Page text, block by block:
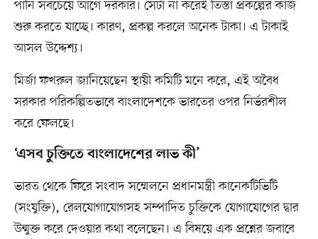
পানি সবচেয়ে আগে দরকার। সেটা না করেই তিস্তা প্রকল্পের কাজ
শুরু করতে যাচ্ছে। কারণ, প্রকল্প করলে অনেক টাকা। এ টাকাই
আসল উদ্দেশ্য।
মির্জা ফখরুল জানিয়েছেন স্থায়ী কমিটি মনে করে, এই অবৈধ
সরকার পরিকল্পিতভাবে বাংলাদেশকে ভারতের ওপর নির্ভরশীল
করে ফেলছে।
‘এসব চুক্তিতে বাংলাদেশের লাভ কী’
ভারত থেকে ফিরে সংবাদ সম্মেলনে প্রধানমন্ত্রী কানেকটিভিটি
(সংযুক্তি), রেলযোগাযোগসহ সম্পাদিত চুক্তিকে যোগাযোগের দ্বার
উন্মুক্ত করে দেওয়ার কথা বলেছেন। এ বিষয়ে এক প্রশ্নের জবাবে